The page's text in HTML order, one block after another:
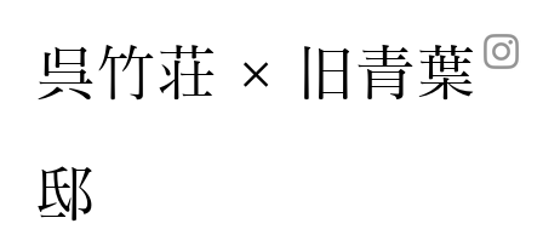
呉竹荘 × 旧青葉
邸